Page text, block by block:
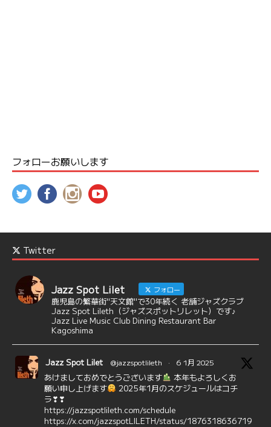
フォローお願いします
Twitter
Jazz Spot Lilet フォロー
鹿児島の繁華街"天文館"で30年続く 老舗ジャズクラブ
Jazz Spot Lileth（ジャズスポットリレット）です♪
Jazz Live Music Club Dining Restaurant Bar
Kagoshima
Jazz Spot Lilet @jazzspotlileth · 6 1月 2025
あけましておめでとうございます
本年もよろしくお
願い申し上げます
2025年1月のスケジュールはコチ
ラ❣❣
https://jazzspotlileth.com/schedule
https://x.com/jazzspotLILETH/status/1876318636719